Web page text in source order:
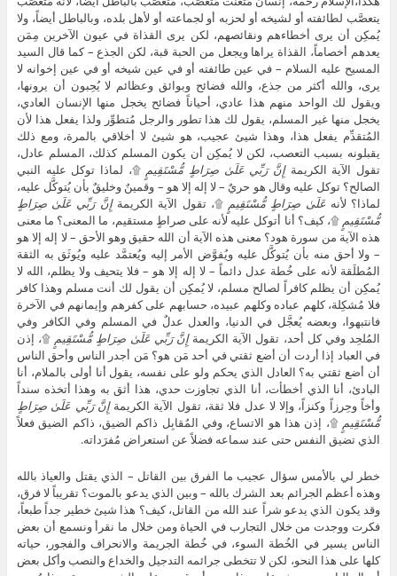
يتعصَّب لطائفته أو لشيخه أو لحزبه أو لجماعته أو لأهل بلده، وبالباطل أيضاً، ولا
يُمكِن أن يرى أخطاءهم ونقائصهم، لكن يرى القذاة في عيون الآخرين مِمَن
يعدهم أخصاماً، القذاة يراها ويجعل من الحبة قبة، لكن الجذع – كما قال السيد
المسيح عليه السلام – في عين طائفته أو في عين شيخه أو في عين إخوانه لا
يرى، والله أكثر من جذع، والله فضائح وبوائق وعظائم لا يُحِبون أن يرونها،
ويقول لك الواحد منهم هذا عادي، أحياناً فضائح يخجل منها الإنسان العادي،
يخجل منها غير المسلم، يقول لك هذا تطور والرجل مُتطوِّر ولذا يفعل هذا لأن
المُتقدِّم يفعل هذا، وهذا شيئ عجيب، هو شيئ لا أخلاقي بالمرة، ومع ذلك
يقبلونه بسبب التعصب، لكن لا يُمكِن أن يكون المسلم كذلك، المسلم عادل،
تقول الآية الكريمة إِنَّ رَبِّي عَلَىٰ صِرَاطٍ مُّسْتَقِيمٍ۩، لماذا توكل عليه النبي
الصالح؟ توكل عليه وقال هو حريٌ – لا إله إلا هو – وقمينٌ وخليقٌ بأن يُتوكَّل عليه،
لماذا؟ لأنهعَلَىٰ صِرَاطٍ مُّسْتَقِيمٍ۩، تقول الآية الكريمةإِنَّ رَبِّي عَلَىٰ صِرَاطٍ
مُّسْتَقِيمٍ۩، كيف؟ أنا أتوكل عليه لأنه على صراطٍ مستقيم، ما المعنى؟ ما معنى
هذه الآية من سورة هود؟ معنى هذه الآية أن الله حقيق وهو الأحق – لا إله إلا هو
– ولا أحق منه بأن يُتوكَّل عليه ويُفوَّض الأمر إليه ويُعتمَّد عليه ويُوثَق به الثقة
المُطلَقة لأنه على خُطة عدل دائماً – لا إله إلا هو – فلا يتحيف ولا يظلم، الله لا
يُمكِن أن يظلم كافراً لصالح مسلم، لا يُمكِن أن يقول لك أنت مسلم وهذا كافر
فلا مُشكِلة، كلهم عباده وكلهم عبيده، حسابهم على كفرهم وإيمانهم في الآخرة
فانتبهوا، وبعضه يُعجَّل في الدنيا، والعدل عدلٌ في المسلم وفي الكافر وفي
المُلحِد وفي كل أحد، تقول الآية الكريمةإِنَّ رَبِّي عَلَىٰ صِرَاطٍ مُّسْتَقِيمٍ ۩، إذن
في العباد إذا أردت أن أضع ثقتي في أحد مَن هو؟ مَن أجدر الناس وأحق الناس
أن أضع ثقتي به؟ العادل الذي يحكم ولو على نفسه، يقول أنا أولى بالملام، أنا
البادئ، أنا الذي أخطأت، أنا الذي تجاوزت حدي، هذا أثق به وهذا أتخذه سنداً
وأخاً وحِرزاً وكنزاً، وإلا لا عدل فلا ثقة، تقول الآية الكريمةإِنَّ رَبِّي عَلَىٰ صِرَاطٍ
مُّسْتَقِيمٍ۩، إذن هذا هو الاتساع، وفي المُقابِل ذاكم الضيق، ذاكم الضيق فعلاً
الذي تضيق النفس حتى عند سماعه فضلاً عن استعراض مُفرَداته.
خطر لي بالأمس سؤال عجيب ما الفرق بين القاتل – الذي يقتل والعياذ بالله
وهذه أعظم الجرائم بعد الشرك بالله – وبين الذي يدعو بالموت؟ تقريباً لا فرق،
وقد يكون الذي يدعو شراً عند الله من القاتل، كيف؟ هذا شيئ خطير جداً طبعاً،
فكرت ووجدت من خلال التجارب في الحياة ومن خلال ما نقرأ ونسمع أن بعض
الناس يسير في الخُطة السوء، في خُطة الجريمة والانحراف والفجور، حياته
كلها على هذا النحو، لكن لا تتخطى جرائمه التدجيل والخداع والنصب وأكل بعض